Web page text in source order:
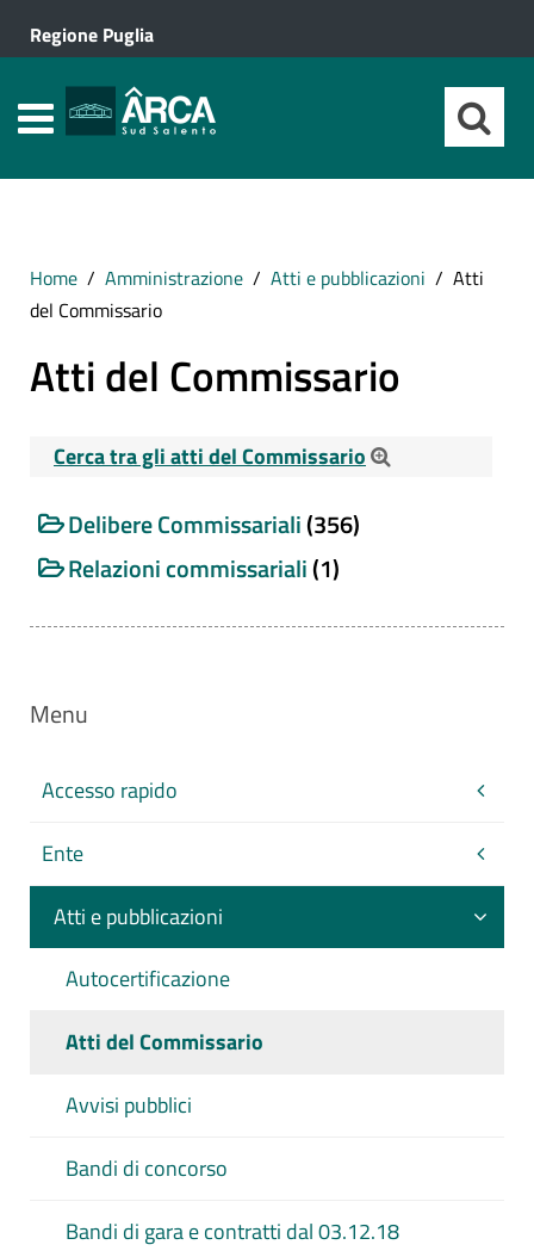
Regione Puglia
Home Amministrazione Atti e pubblicazioni
Atti
del Commissario
Atti del Commissario
Cerca tra gli atti del Commissario
Cerca tra gli Atti del Commissario
Titolo
Da
Delibere Commissariali(356)
Relazioni commissariali(1)
Menu
Accesso rapido
Ente
Atti e pubblicazioni
Autocertificazione
Atti del Commissario
Avvisi pubblici
Bandi di concorso
Bandi di gara e contratti dal 03.12.18